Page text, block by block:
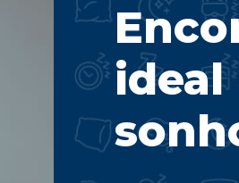
ideal